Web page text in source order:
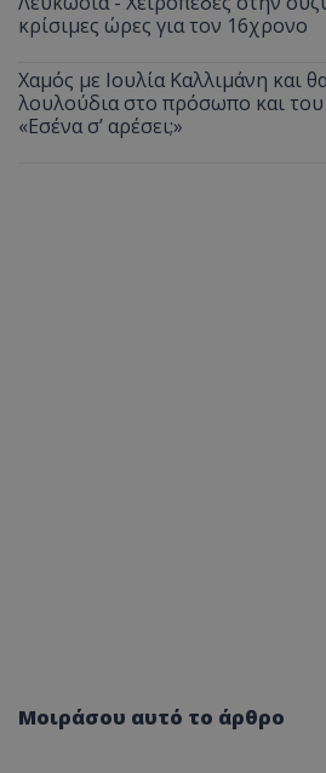
κρίσιμες ώρες για τον 16χρονο
Χαμός με Ιουλία Καλλιμάνη και
λουλούδια στο πρόσωπο και του
«Εσένα σ’ αρέσει;»
Μοιράσου αυτό το άρθρο